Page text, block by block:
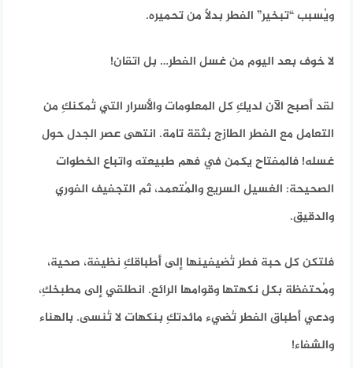
ويُسبب “تبخير” الفطر بدلًا من تحميره.
لا خوف بعد اليوم من غسل الفطر… بل اتقان!
لقد أصبح الآن لديكِ كل المعلومات والأسرار التي تُمكنكِ من
التعامل مع الفطر الطازج بثقة تامة. انتهى عصر الجدل حول
غسله! فالمفتاح يكمن في فهم طبيعته واتباع الخطوات
الصحيحة: الغسيل السريع والمُتعمد، ثم التجفيف الفوري
والدقيق.
فلتكن كل حبة فطر تُضيفينها إلى أطباقكِ نظيفة، صحية،
ومُحتفظة بكل نكهتها وقوامها الرائع. انطلقي إلى مطبخكِ،
ودعي أطباق الفطر تُضيء مائدتكِ بنكهات لا تُنسى. بالهناء
والشفاء!